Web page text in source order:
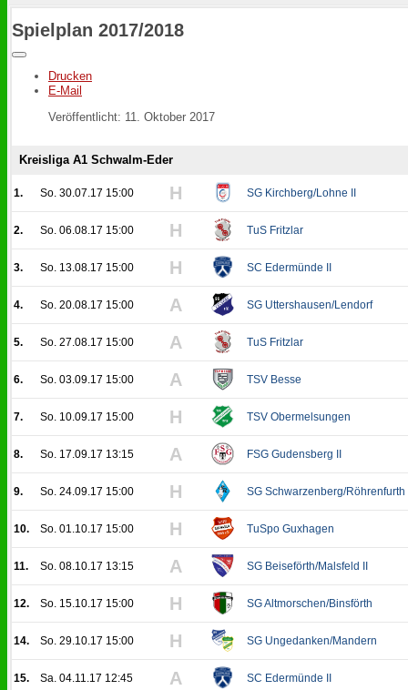
Spielplan 2017/2018
Drucken
E-Mail
Veröffentlicht: 11. Oktober 2017
Kreisliga A1 Schwalm-Eder
1. So. 30.07.17 15:00 H SG Kirchberg/Lohne II
2. So. 06.08.17 15:00 H TuS Fritzlar
3. So. 13.08.17 15:00 H SC Edermünde II
4. So. 20.08.17 15:00 A SG Uttershausen/Lendorf
5. So. 27.08.17 15:00 A TuS Fritzlar
6. So. 03.09.17 15:00 A TSV Besse
7. So. 10.09.17 15:00 H TSV Obermelsungen
8. So. 17.09.17 13:15 A FSG Gudensberg II
9. So. 24.09.17 15:00 H SG Schwarzenberg/Röhrenfurth
10. So. 01.10.17 15:00 H TuSpo Guxhagen
11. So. 08.10.17 13:15 A SG Beiseförth/Malsfeld II
12. So. 15.10.17 15:00 H SG Altmorschen/Binsförth
14. So. 29.10.17 15:00 H SG Ungedanken/Mandern
15. Sa. 04.11.17 12:45 A SC Edermünde II